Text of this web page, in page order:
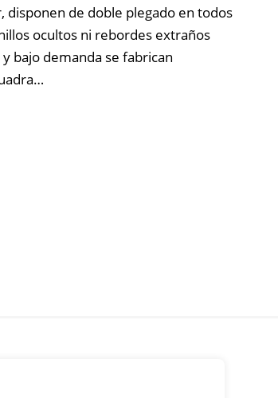
disponen de doble plegado en todos
ocultos ni rebordes extraños
bajo demanda se fabrican